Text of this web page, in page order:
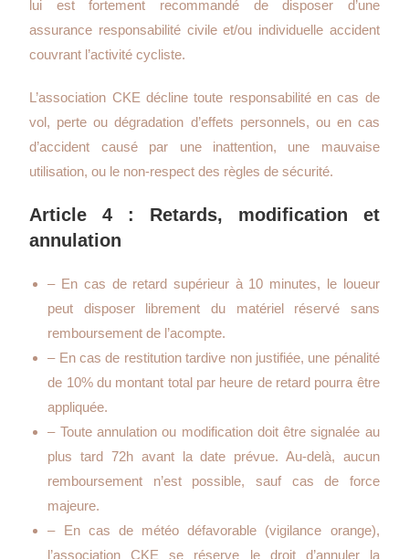
lui est fortement recommandé de disposer d’une
assurance responsabilité civile et/ou individuelle accident
couvrant l’activité cycliste.
L’association CKE décline toute responsabilité en cas de
vol, perte ou dégradation d’effets personnels, ou en cas
d’accident causé par une inattention, une mauvaise
utilisation, ou le non-respect des règles de sécurité.
Article 4 : Retards, modification et
annulation
– En cas de retard supérieur à 10 minutes, le loueur
peut disposer librement du matériel réservé sans
remboursement de l’acompte.
– En cas de restitution tardive non justifiée, une pénalité
de 10% du montant total par heure de retard pourra être
appliquée.
– Toute annulation ou modification doit être signalée au
plus tard 72h avant la date prévue. Au-delà, aucun
remboursement n’est possible, sauf cas de force
majeure.
– En cas de météo défavorable (vigilance orange),
l’association CKE se réserve le droit d’annuler la